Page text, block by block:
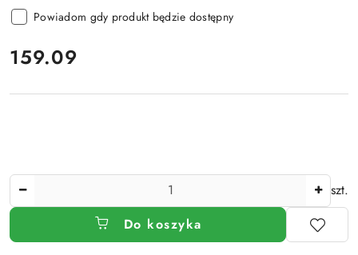
Powiadom gdy produkt będzie dostępny
cena:
159.09
szt.
Do koszyka